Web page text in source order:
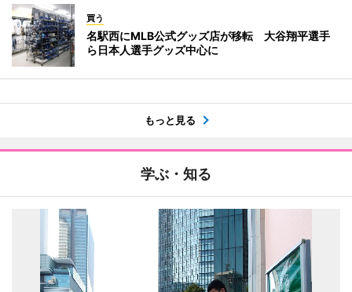
買う
名駅西にMLB公式グッズ店が移転 大谷翔平選手
ら日本人選手グッズ中心に
もっと見る
学ぶ・知る